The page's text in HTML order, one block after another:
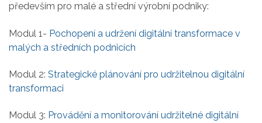
především pro malé a střední výrobní podniky:
Modul 1- Pochopení a udržení digitální transformace v
malých a středních podnicích
Modul 2: Strategické plánování pro udržitelnou digitální
transformaci
Modul 3: Provádění a monitorování udržitelné digitální